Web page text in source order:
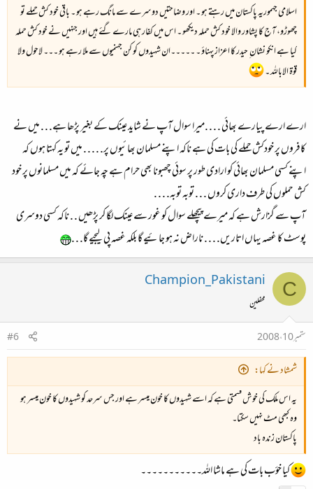
اسلامی جہموریہ پاکستان میں رہتے ہو ۔ اور وضاحتیں دوسرے سے مانگ رہے ہو ۔ باقی خود کش حملے تو
چھوڑو، آج کا پشاور والا خود کش حملہ دیکھو ۔ اس میں کفار ہی مارے گئے ہیں اور جنہیں نے خود کش حملہ
کیا ہے انکو نشان ِ حیدر کا اعزاز پہناؤ ۔ ۔۔۔۔۔ان شہیدوں کو کن جہنمیوں سے ملا رہے ہو ۔۔۔ لاحول ولا
قوۃ الاباللہ ۔
ارے ارے پیارے بھائی . . . .میرا سوال آپ نے شاید عینک کے بغیر پڑھا ہے. . . میں نے
کافروں پر خودکش حملے کی بات کی ہے ناکہ اپنے مسلمان بھائیوں پر. . . . . میں تو یہ کہتا ہوں کہ
اپنے کسی مسلمان بھائی کو ارادی طور پر سوئی چھبونا بھی حرام ہے چہ جائے کہ میں مسلمانوں پر خود
کش حملوں کی طرف داری کروں . . . توبہ توبہ. . . .
آپ سے گزارش ہے کہ میرے پیچھلے سوال کو غور سے عینک لگا کر پڑھیں . . ناکہ کسی دوسری
پوسٹ کا غصہ یہاں اتاریں. . . . ناراض نہ ہو جائیے گا بلکہ غصہ پی لیجیے گا. . .
C
Champion_Pakistani
محفلین
ستمبر 10، 2008
#6
شمشاد نے کہا:
یہ اس ملک کی خوش قسمتی ہے کہ اسے شہیدوں کا خون میسر ہے اور جس سرحد کو شہیدوں کا خون میسر ہو
وہ کبھی مٹ نہیں سکتا۔
پاکستان زندہ باد
کیا خؤب بات کی ہے ماشا اللہ۔۔۔۔۔۔۔۔۔۔۔